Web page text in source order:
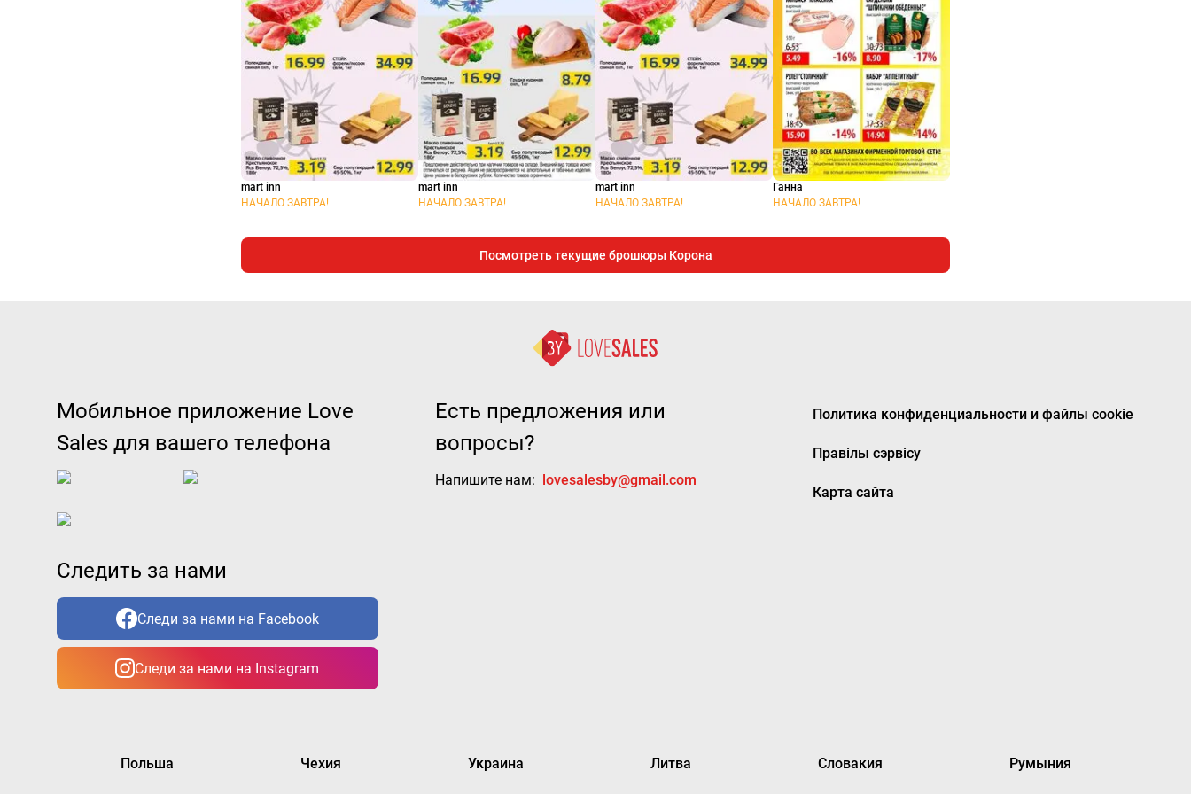
mart inn
НАЧАЛО ЗАВТРА!
mart inn
НАЧАЛО ЗАВТРА!
mart inn
НАЧАЛО ЗАВТРА!
Ганна
НАЧАЛО ЗАВТРА!
Посмотреть текущие брошюры Корона
Мобильное приложение Love
Sales для вашего телефона
Следить за нами
Следи за нами на Facebook
Следи за нами на Instagram
Есть предложения или
вопросы?
Напишите нам: lovesalesby@gmail.com
Политика конфиденциальности и файлы cookie
Правілы сэрвісу
Карта сайта
Польша Чехия Украина Литва Словакия Румыния